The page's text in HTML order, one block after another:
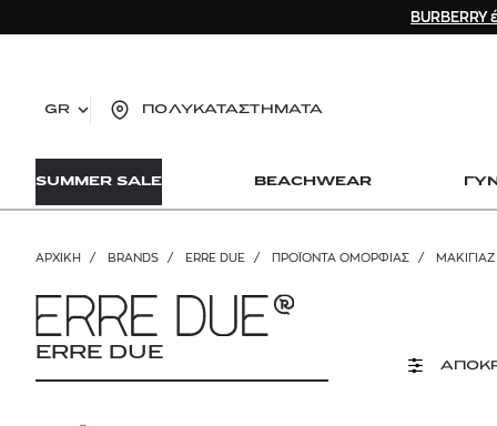
GR ΠΟΛΥΚΑΤΑΣΤΗΜΑΤΑ
SUMMER SALE BEACHWEAR
ΑΡΧΙΚΉ / BRANDS / ERRE DUE / ΠΡΟΪΟΝΤΑ ΟΜΟΡΦΙΑΣ / ΜΑΚΙΓΙΑΖ
ERRE DUE